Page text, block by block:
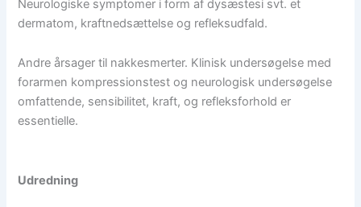
Neurologiske symptomer i form af dysæstesi svt. et
dermatom, kraftnedsættelse og refleksudfald.
Andre årsager til nakkesmerter. Klinisk undersøgelse med
forarmen kompressionstest og neurologisk undersøgelse
omfattende, sensibilitet, kraft, og refleksforhold er
essentielle.
Udredning